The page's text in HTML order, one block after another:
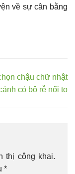
về sự cân bằng
chậu chữ nhật
có bộ rễ nổi to
thị công khai.
*